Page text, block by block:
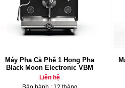
Máy Pha Cà Phê 1 Họng Pha
Black Moon Electronic VBM
Liên hệ